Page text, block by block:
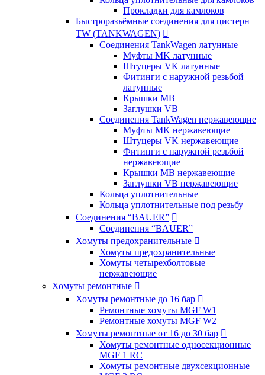
Прокладки для камлоков
Быстроразъёмные соединения для цистерн
TW (TANKWAGEN) 
Соединения TankWagen латунные
Муфты MK латунные
Штуцеры VK латунные
Фитинги с наружной резьбой
латунные
Крышки MB
Заглушки VB
Соединения TankWagen нержавеющие
Муфты MK нержавеющие
Штуцеры VK нержавеющие
Фитинги с наружной резьбой
нержавеющие
Крышки MB нержавеющие
Заглушки VB нержавеющие
Кольца уплотнительные
Кольца уплотнительные под резьбу
Соединения “BAUER” 
Соединения “BAUER”
Хомуты предохранительные 
Хомуты предохранительные
Хомуты четырехболтовые
нержавеющие
Хомуты ремонтные 
Хомуты ремонтные до 16 бар 
Ремонтные хомуты MGF W1
Ремонтные хомуты MGF W2
Хомуты ремонтные от 16 до 30 бар 
Хомуты ремонтные односекционные
MGF 1 RC
Хомуты ремонтные двухсекционные